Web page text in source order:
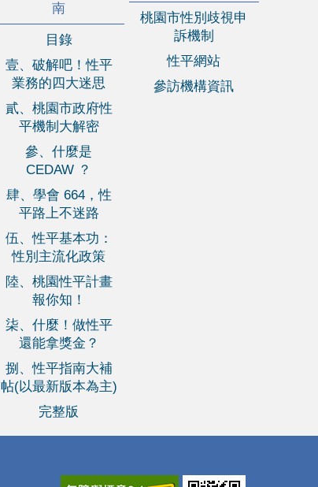
南
目錄
壹、破解吧！性平
業務的四大迷思
貳、桃園市政府性
平機制大解密
參、什麼是
CEDAW ？
肆、學會 664，性
平路上不迷路
伍、性平基本功：
性別主流化政策
陸、桃園性平計畫
報你知！
柒、什麼！做性平
還能拿獎金？
捌、性平指南大補
帖(以最新版本為主)
完整版
桃園市性別歧視申
訴機制
性平網站
參訪機構資訊